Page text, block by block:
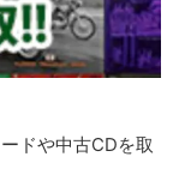
ドや中古CDを取